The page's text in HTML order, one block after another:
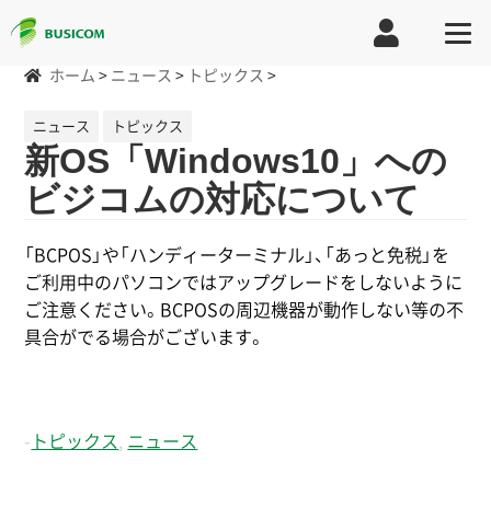
ホーム > ニュース > トピックス >
ニュース トピックス
新OS「Windows10」への
ビジコムの対応について
「BCPOS」や「ハンディーターミナル」、「あっと免税」を
ご利用中のパソコンではアップグレードをしないように
ご注意ください。BCPOSの周辺機器が動作しない等の不
具合がでる場合がございます。
- トピックス ニュース